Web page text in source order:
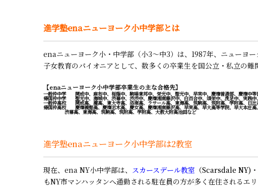
進学塾enaニューヨーク小中学部とは
enaニューヨーク小・中学部（小3～中3）は、1987年、ニュー
子女教育のパイオニアとして、数多くの卒業生を国公立・私立の
【enaニューヨーク小中学部卒業生の主な合格先】
一般枠中学 開成中、麻布中、桜蔭中、駒場東邦中、栄光中、聖光中、早実中、慶應普通部、慶應中等
帰国枠中学 聖光中、海城中、渋幕中、渋渋中、慶應湘南藤沢中、白百合中、頌栄中、洗足中、実践中
一般枠高校 開成高、灘高、東大寺高、洛南高、ラサール高、東海高、筑駒高、筑附高、学附高、日比
帰国枠高校 慶應義塾高、慶應志木高、慶女高、慶應湘南藤沢高、早実高、早大高等学院、早大本庄高
渋幕高、東海高、筑駒高、筑附高、学附高、大教大附高池田など
進学塾enaニューヨーク小中学部は2教室
現在、ena NY小中学部は、 スカースデール教室 （Scarsdale NY) ・
もNY市マンハッタンへ通勤される駐在員の方が多く在住されるエ